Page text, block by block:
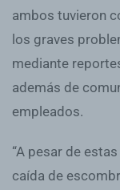
ambos tuvieron
los graves
mediante
además de
empleados.
“A pesar de
caída de